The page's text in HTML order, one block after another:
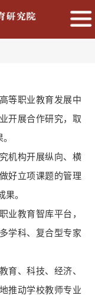
等职业教育发展中
开展合作研究，取
机构开展纵向、横
好立项课题的管理
果。
业教育智库平台，
学科、复合型专家
育、科技、经济、
推动学校教师专业